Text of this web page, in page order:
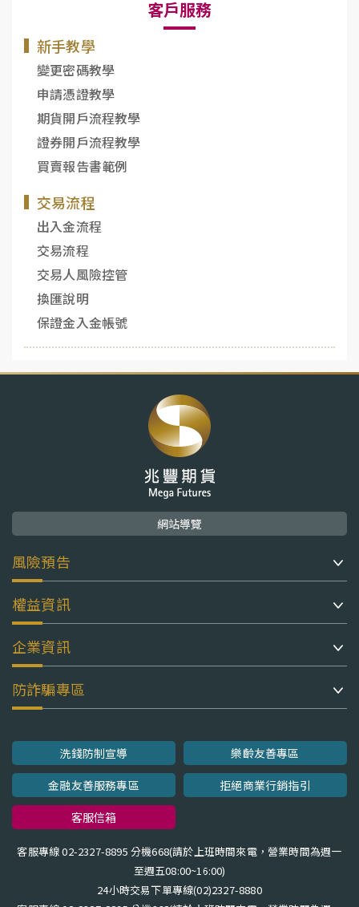
客戶服務
新手教學
變更密碼教學
申請憑證教學
期貨開戶流程教學
證券開戶流程教學
買賣報告書範例
交易流程
出入金流程
交易流程
交易人風險控管
換匯說明
保證金入金帳號
網站導覽
風險預告
權益資訊
企業資訊
防詐騙專區
洗錢防制宣導
樂齡友善專區
金融友善服務專區
拒絕商業行銷指引
客服信箱
客服專線 02-2327-8895 分機668(請於上班時間來電，營業時間為週一
至週五08:00~16:00)
24小時交易下單專線(02)2327-8880